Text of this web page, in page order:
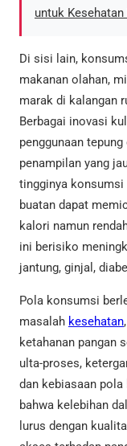
untuk
Di sisi lain,
makanan olahan,
marak di kalangan
Berbagai inovasi
penggunaan
penampilan yang
tingginya konsumsi
buatan dapat
kalori namun
ini berisiko
jantung, ginjal,
Pola konsumsi
masalah kesehatan
ketahanan pangan
ulta-proses,
dan kebiasaan
bahwa kelebihan
lurus dengan